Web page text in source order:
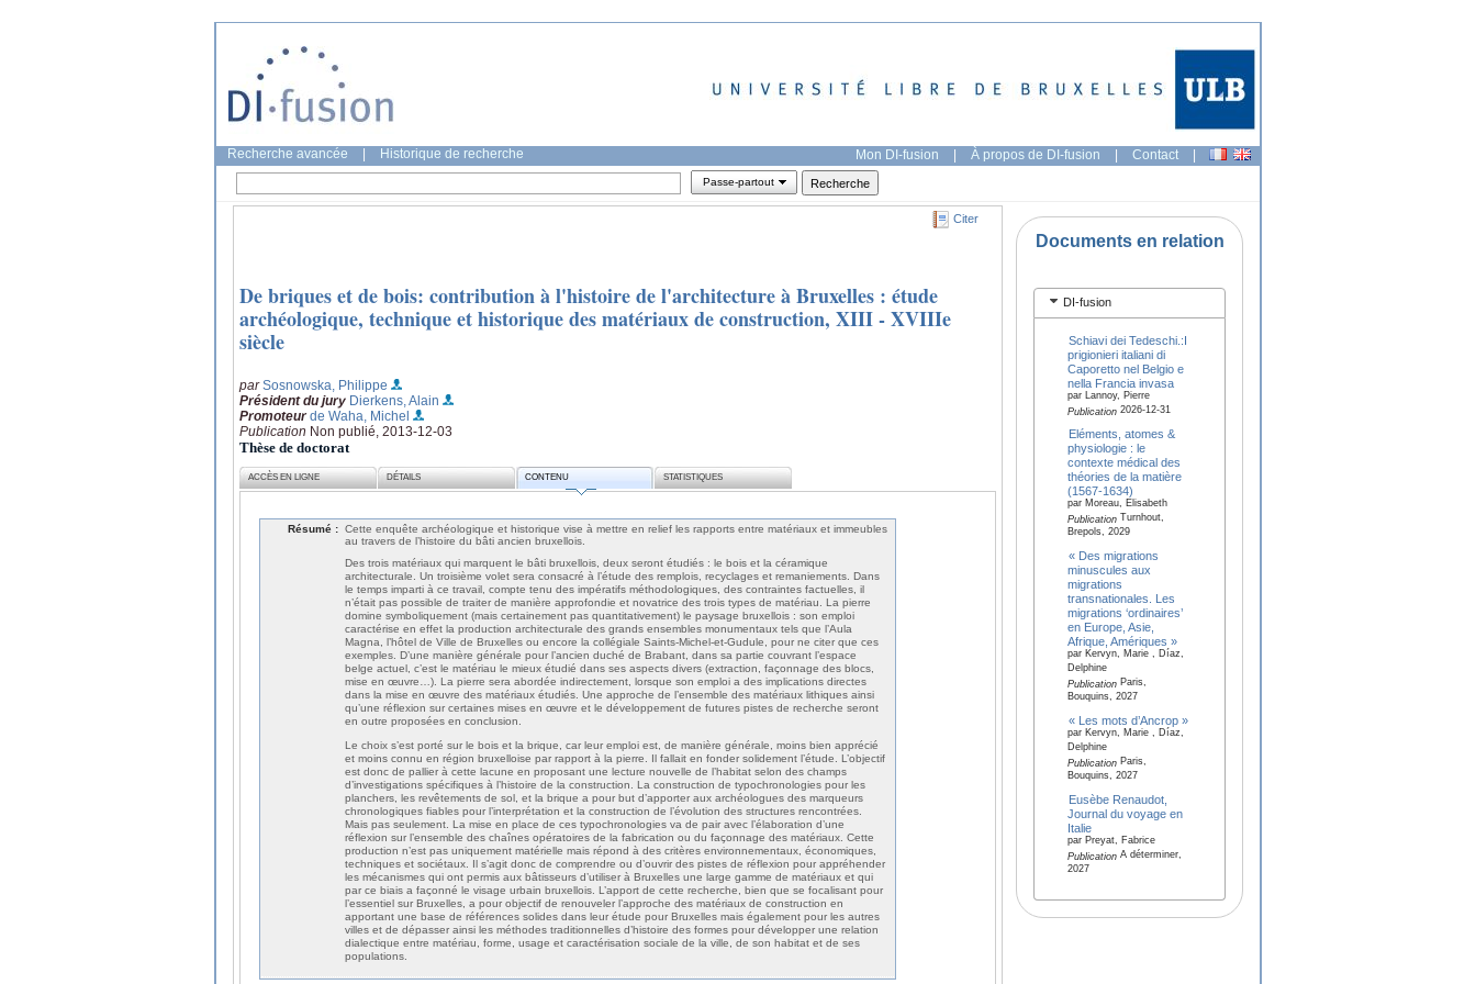
Recherche avancée Historique de recherche Mon DI-fusion | À propos de DI-fusion | Contact |
Passe-partout
Citer
De briques et de bois: contribution à l'histoire de l'architecture à Bruxelles : étude
archéologique, technique et historique des matériaux de construction, XIII - XVIIIe
siècle
parSosnowska, Philippe
Président du jury Dierkens, Alain
Promoteur de Waha, Michel
Publication Non publié, 2013-12-03
Thèse de doctorat
ACCÈS EN LIGNE DÉTAILS CONTENU STATISTIQUES
Résumé : Cette enquête archéologique et historique vise à mettre en relief les rapports entre matériaux et immeubles
au travers de l’histoire du bâti ancien bruxellois.
Des trois matériaux qui marquent le bâti bruxellois, deux seront étudiés : le bois et la céramique
architecturale. Un troisième volet sera consacré à l’étude des remplois, recyclages et remaniements. Dans
le temps imparti à ce travail, compte tenu des impératifs méthodologiques, des contraintes factuelles, il
n’était pas possible de traiter de manière approfondie et novatrice des trois types de matériau. La pierre
domine symboliquement (mais certainement pas quantitativement) le paysage bruxellois : son emploi
caractérise en effet la production architecturale des grands ensembles monumentaux tels que l’Aula
Magna, l’hôtel de Ville de Bruxelles ou encore la collégiale Saints-Michel-et-Gudule, pour ne citer que ces
exemples. D’une manière générale pour l’ancien duché de Brabant, dans sa partie couvrant l’espace
belge actuel, c’est le matériau le mieux étudié dans ses aspects divers (extraction, façonnage des blocs,
mise en œuvre…). La pierre sera abordée indirectement, lorsque son emploi a des implications directes
dans la mise en œuvre des matériaux étudiés. Une approche de l’ensemble des matériaux lithiques ainsi
qu’une réflexion sur certaines mises en œuvre et le développement de futures pistes de recherche seront
en outre proposées en conclusion.
Le choix s’est porté sur le bois et la brique, car leur emploi est, de manière générale, moins bien apprécié
et moins connu en région bruxelloise par rapport à la pierre. Il fallait en fonder solidement l’étude. L’objectif
est donc de pallier à cette lacune en proposant une lecture nouvelle de l’habitat selon des champs
d’investigations spécifiques à l’histoire de la construction. La construction de typochronologies pour les
planchers, les revêtements de sol, et la brique a pour but d’apporter aux archéologues des marqueurs
chronologiques fiables pour l’interprétation et la construction de l’évolution des structures rencontrées.
Mais pas seulement. La mise en place de ces typochronologies va de pair avec l’élaboration d’une
réflexion sur l’ensemble des chaînes opératoires de la fabrication ou du façonnage des matériaux. Cette
production n’est pas uniquement matérielle mais répond à des critères environnementaux, économiques,
techniques et sociétaux. Il s’agit donc de comprendre ou d’ouvrir des pistes de réflexion pour appréhender
les mécanismes qui ont permis aux bâtisseurs d’utiliser à Bruxelles une large gamme de matériaux et qui
par ce biais a façonné le visage urbain bruxellois. L’apport de cette recherche, bien que se focalisant pour
l’essentiel sur Bruxelles, a pour objectif de renouveler l’approche des matériaux de construction en
apportant une base de références solides dans leur étude pour Bruxelles mais également pour les autres
villes et de dépasser ainsi les méthodes traditionnelles d’histoire des formes pour développer une relation
dialectique entre matériau, forme, usage et caractérisation sociale de la ville, de son habitat et de ses
populations.
Documents en relation
DI-fusion
Schiavi dei Tedeschi.:I
prigionieri italiani di
Caporetto nel Belgio e
nella Francia invasa
par Lannoy, Pierre
Publication2026-12-31
Eléments, atomes &
physiologie : le
contexte médical des
théories de la matière
(1567-1634)
par Moreau, Elisabeth
PublicationTurnhout,
Brepols, 2029
« Des migrations
minuscules aux
migrations
transnationales. Les
migrations ‘ordinaires’
en Europe, Asie,
Afrique, Amériques »
par Kervyn, Marie , Díaz,
Delphine
PublicationParis,
Bouquins, 2027
« Les mots d’Ancrop »
par Kervyn, Marie , Díaz,
Delphine
PublicationParis,
Bouquins, 2027
Eusèbe Renaudot,
Journal du voyage en
Italie
par Preyat, Fabrice
PublicationA déterminer,
2027